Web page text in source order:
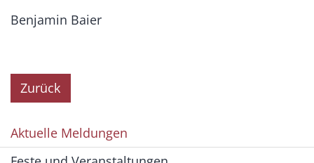
Benjamin Baier
Zurück
Aktuelle Meldungen